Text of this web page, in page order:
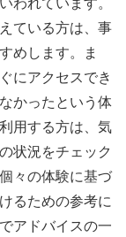
われています。
ている方は、事
めします。ま
にアクセスでき
かったという体
用する方は、気
状況をチェック
々の体験に基づ
るための参考に
アドバイスの一